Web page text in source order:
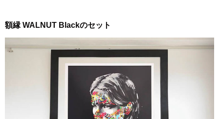
額縁 WALNUT Blackのセット